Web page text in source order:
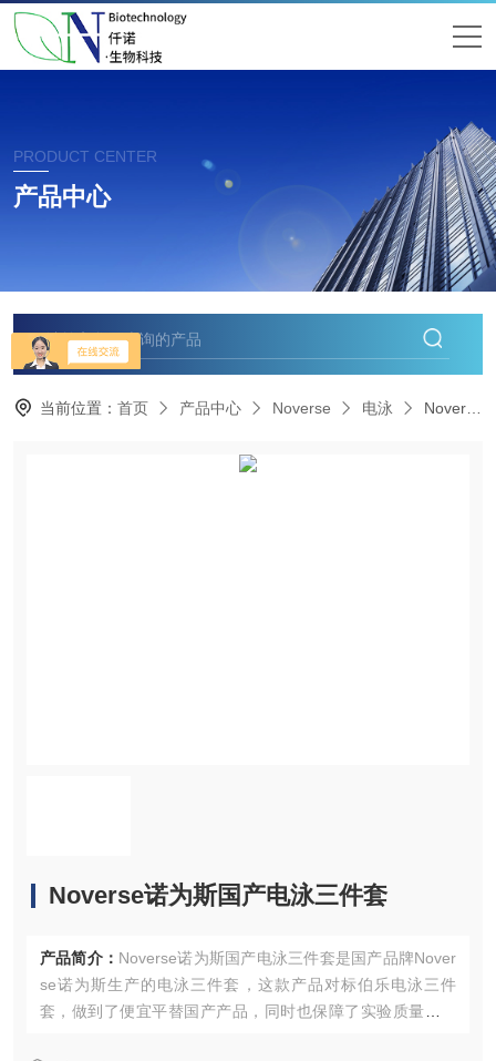
PRODUCT CENTER
产品中心
当前位置： 首页 产品中心 Noverse 电泳 Noverse诺为斯国产电泳三件套
Noverse诺为斯国产电泳三件套
产品简介： Noverse诺为斯国产电泳三件套是国产品牌Nover
se诺为斯生产的电泳三件套，这款产品对标伯乐电泳三件
套，做到了便宜平替国产产品，同时也保障了实验质量。点